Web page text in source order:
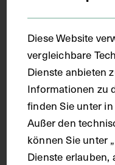
einem
1781 - 1786
Diese Website
vergleichbare
Dienste anbieten
Informationen zu
finden Sie unter
Außer den
können Sie unter
Dienste erlauben,